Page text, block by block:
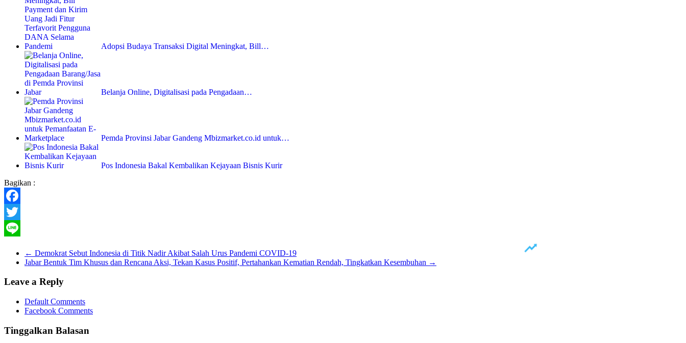
Adopsi Budaya Transaksi Digital Meningkat, Bill…
Belanja Online, Digitalisasi pada Pengadaan…
Pemda Provinsi Jabar Gandeng Mbizmarket.co.id untuk…
Pos Indonesia Bakal Kembalikan Kejayaan Bisnis Kurir
Bagikan :
Facebook
Twitter
← Demokrat Sebut Indonesia di Titik Nadir Akibat Salah Urus Pandemi COVID-19
Jabar Bentuk Tim Khusus dan Rencana Aksi, Tekan Kasus Positif, Pertahankan Kematian Rendah, Tingkatkan Kesembuhan →
Leave a Reply
Default Comments
Facebook Comments
Tinggalkan Balasan